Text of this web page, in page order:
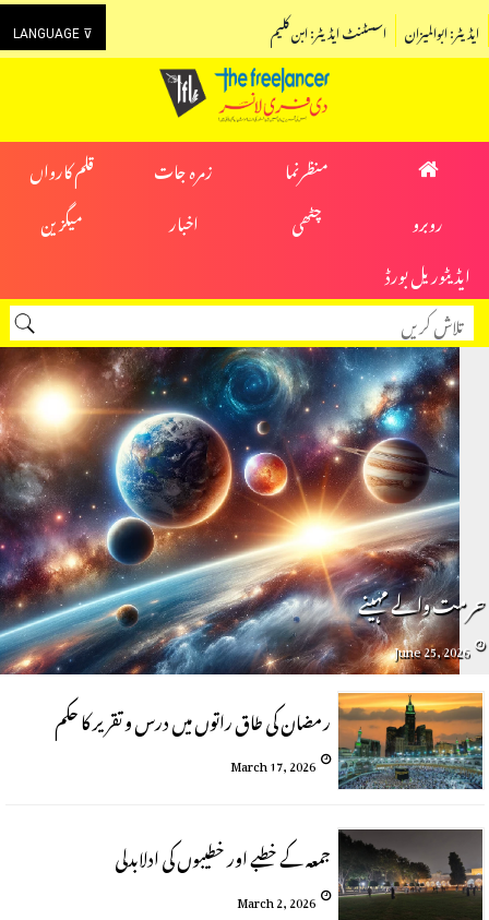
LANGUAGE ⊽ اسسٹنٹ ایڈیٹر: ابن کلیم ایڈیٹر: ابوالمیزان
منظرنما زمرہ جات
قلم کارواں
روبرو
چٹھی اخبار
میگزین
ایڈیٹوریل بورڈ
حرمت والے مہینے
June 25, 2026
رمضان کی طاق راتوں میں درس و تقریر کا حکم
March 17, 2026
جمعہ کے خطبے اور خطیبوں کی ادلابدلی
March 2, 2026